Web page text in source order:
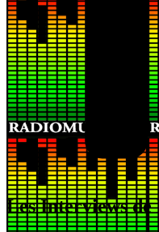
Les Interviews